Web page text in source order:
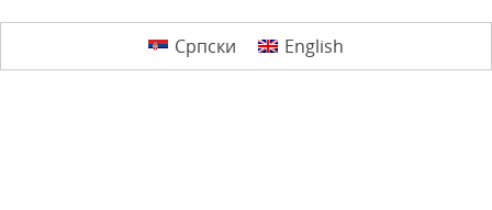
Српски English